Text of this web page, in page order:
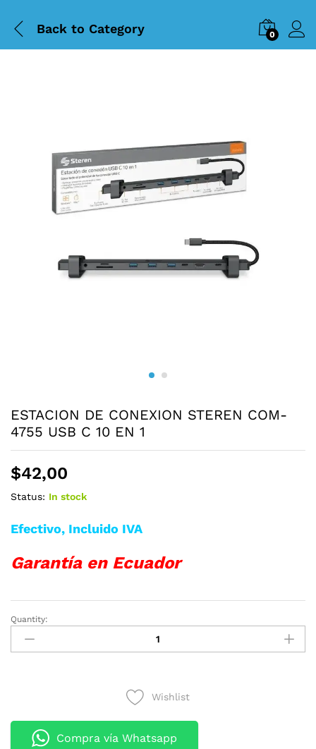
Back to Category 0
ESTACION DE CONEXION STEREN COM-
4755 USB C 10 EN 1
$42,00
Status: In stock
Efectivo, Incluido IVA
Garantía en Ecuador
ESTACION
CONEXION
Quantity:
Wishlist
Compra vía Whatsapp